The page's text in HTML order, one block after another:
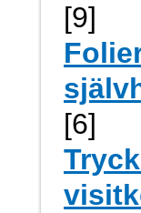
[9]
[6]